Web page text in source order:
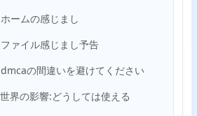
ームの感じまし
ァイル感じまし予告
の間違いを避けてください
界の影響:どうしては使える